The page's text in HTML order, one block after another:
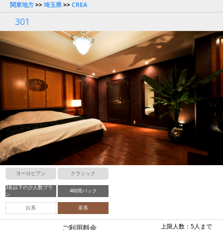
関東地方>>埼玉県>>CREA
301
ヨーロピアン クラシック
3名以下の少人数プラ
ン
4時間パック
白系 茶系
上限人数：5人まで
ご利用料金